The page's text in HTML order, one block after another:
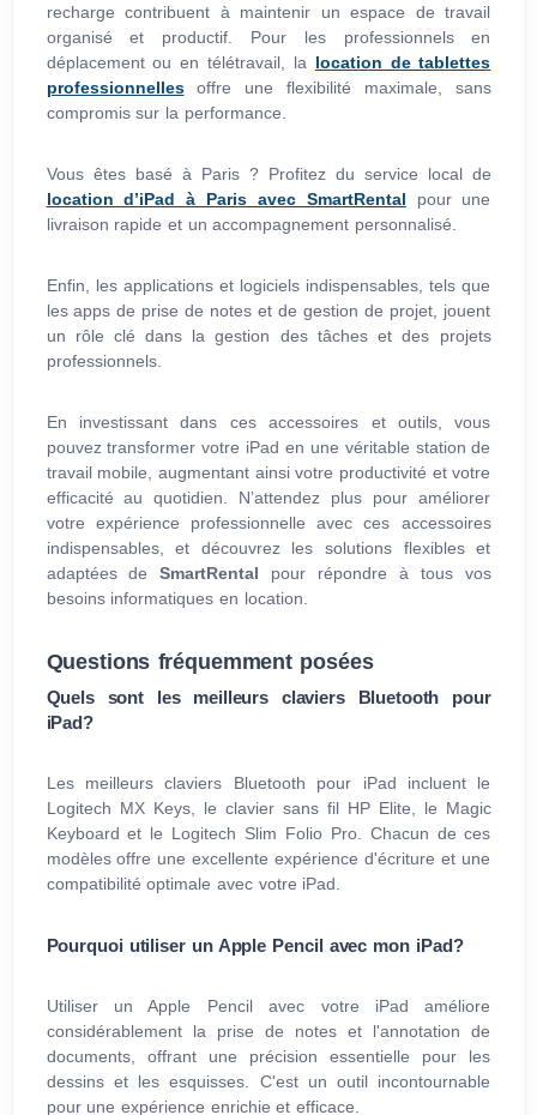
recharge contribuent à maintenir un espace de travail
organisé et productif. Pour les professionnels en
déplacement ou en télétravail, la location de tablettes
professionnellesoffre une flexibilité maximale, sans
compromis sur la performance.
Vous êtes basé à Paris ? Profitez du service local de
location d’iPad à Paris avec SmartRental pour une
livraison rapide et un accompagnement personnalisé.
Enfin, les applications et logiciels indispensables, tels que
les apps de prise de notes et de gestion de projet, jouent
un rôle clé dans la gestion des tâches et des projets
professionnels.
En investissant dans ces accessoires et outils, vous
pouvez transformer votre iPad en une véritable station de
travail mobile, augmentant ainsi votre productivité et votre
efficacité au quotidien. N’attendez plus pour améliorer
votre expérience professionnelle avec ces accessoires
indispensables, et découvrez les solutions flexibles et
adaptées deSmartRental pour répondre à tous vos
besoins informatiques en location.
Questions fréquemment posées
Quels sont les meilleurs claviers Bluetooth pour
iPad?
Les meilleurs claviers Bluetooth pour iPad incluent le
Logitech MX Keys, le clavier sans fil HP Elite, le Magic
Keyboard et le Logitech Slim Folio Pro. Chacun de ces
modèles offre une excellente expérience d'écriture et une
compatibilité optimale avec votre iPad.
Pourquoi utiliser un Apple Pencil avec mon iPad?
Utiliser un Apple Pencil avec votre iPad améliore
considérablement la prise de notes et l'annotation de
documents, offrant une précision essentielle pour les
dessins et les esquisses. C'est un outil incontournable
pour une expérience enrichie et efficace.